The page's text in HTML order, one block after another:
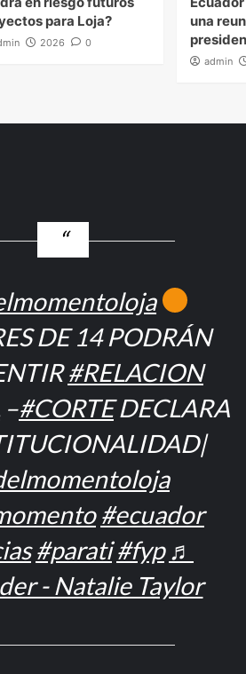
para Loja?
2026 0
una
admin
DE 14 PODRÁN
#RELACION
–#CORTEDECLARA
#ecuador
#parati #fyp ♬
- Natalie Taylor